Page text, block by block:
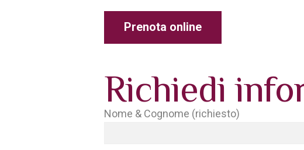
Prenota online
Richiedi
Nome & Cognome (richiesto)